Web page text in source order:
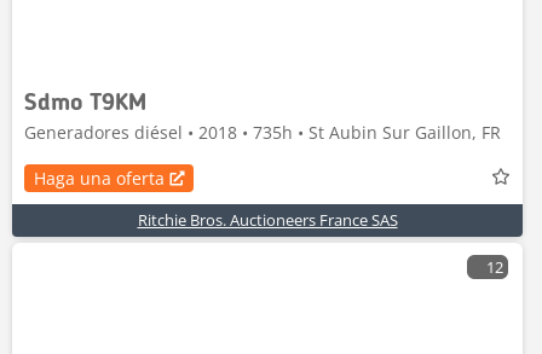
Sdmo T9KM
Generadores diésel • 2018 • 735h • St Aubin Sur Gaillon, FR
Haga una oferta
Ritchie Bros. Auctioneers France SAS
12